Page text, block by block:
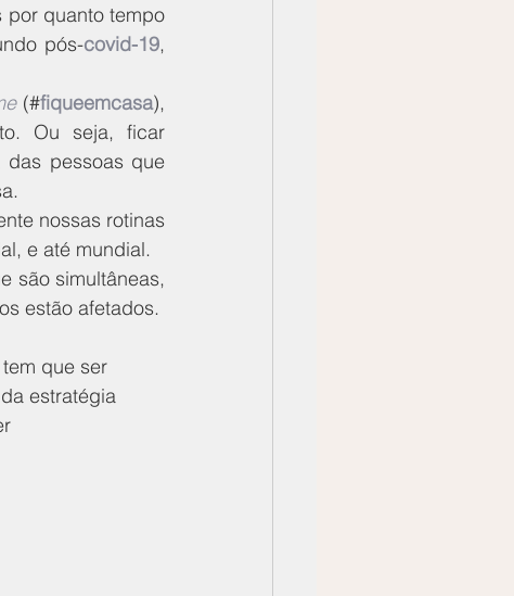
por quanto tempo
pós-covid-19,
(#fiqueemcasa),
Ou seja, ficar
das pessoas que
nossas rotinas
e até mundial.
são simultâneas,
estão afetados.
que ser
estratégia